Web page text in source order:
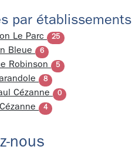
par établissements
Le Parc 25
Bleue 6
Robinson 5
8
Cézanne 0
4
nous